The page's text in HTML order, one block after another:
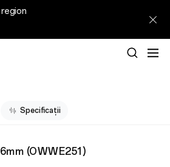
Specificații
(OWWE251 )